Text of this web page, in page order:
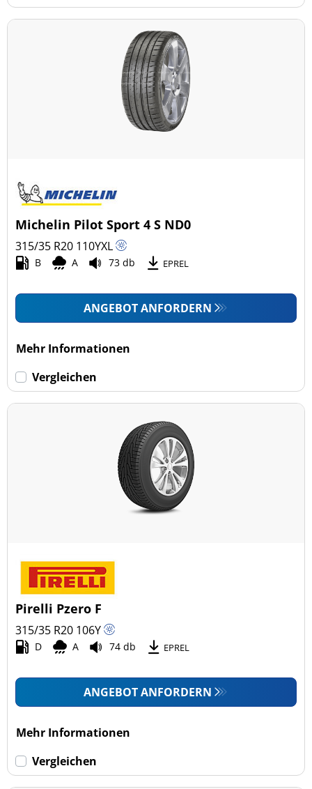
Michelin Pilot Sport 4 S ND0
315/35 R20 110YXL
B A 73 db EPREL
ANGEBOT ANFORDERN
Mehr Informationen
Vergleichen
Pirelli Pzero F
315/35 R20 106Y
D A 74 db EPREL
ANGEBOT ANFORDERN
Mehr Informationen
Vergleichen